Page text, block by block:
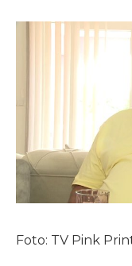
Foto: TV Pink